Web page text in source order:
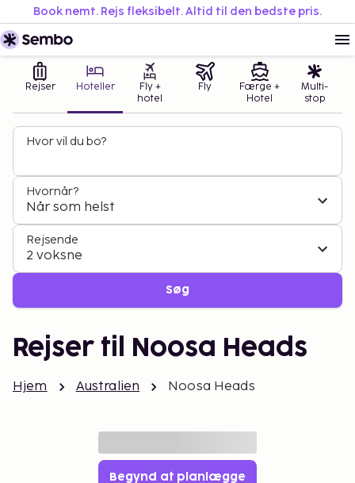
Book nemt. Rejs fleksibelt. Altid til den bedste pris.
Rejser Hoteller
Fly +
hotel
Fly
Færge +
Hotel
Multi-
stop
Hvor vil du bo?
Hvornår?
Når som helst
Rejsende
2 voksne
Søg
Rejser til Noosa Heads
Hjem Australien Noosa Heads
Begynd at planlægge